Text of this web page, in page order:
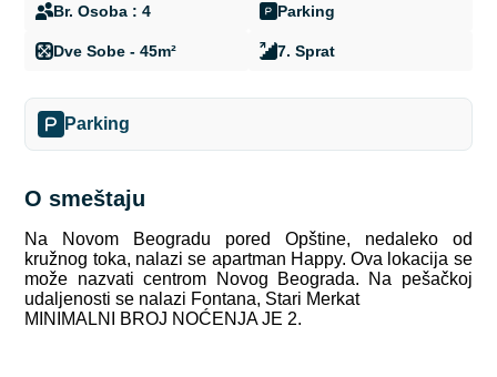
Br. Osoba : 4 Parking
Dve Sobe - 45m² 7. Sprat
Parking
O smeštaju
Na Novom Beogradu pored Opštine, nedaleko od
kružnog toka, nalazi se apartman Happy. Ova lokacija se
može nazvati centrom Novog Beograda. Na pešačkoj
udaljenosti se nalazi Fontana, Stari Merkat
MINIMALNI BROJ NOĆENJA JE 2.